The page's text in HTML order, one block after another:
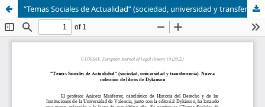
“Temas Sociales de Actualidad” (sociedad, universidad y transferencia). Nueva colección de libros de Dykinson